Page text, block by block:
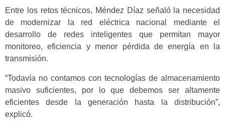
Entre los retos técnicos, Méndez Díaz señaló la necesidad
de modernizar la red eléctrica nacional mediante el
desarrollo de redes inteligentes que permitan mayor
monitoreo, eficiencia y menor pérdida de energía en la
transmisión.
“Todavía no contamos con tecnologías de almacenamiento
masivo suficientes, por lo que debemos ser altamente
eficientes desde la generación hasta la distribución”,
explicó.